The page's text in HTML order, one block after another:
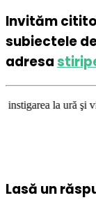
Invităm
subiectele
adresa
şi violenţă. Dar,
Lasă un